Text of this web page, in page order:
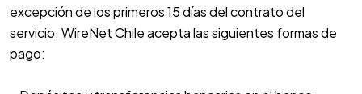
excepción de los primeros 15 días del contrato del
servicio. WireNet Chile acepta las siguientes formas de
pago: